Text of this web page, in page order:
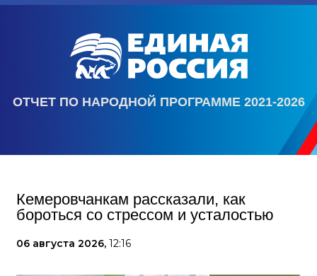
ОТЧЕТ ПО НАРОДНОЙ ПРОГРАММЕ 2021-2026
Кемеровчанкам рассказали, как
бороться со стрессом и усталостью
06 августа 2026, 12:16